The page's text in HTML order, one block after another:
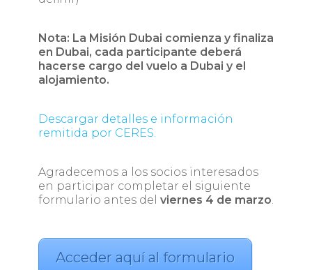
Nota: La Misión Dubai comienza y finaliza
en Dubai, cada participante deberá
hacerse cargo del vuelo a Dubai y el
alojamiento.
Descargar detalles e información
remitida por CERES.
Agradecemos a los socios interesados
en participar completar el siguiente
formulario antes del viernes 4 de marzo
Acceder aquí al formulario